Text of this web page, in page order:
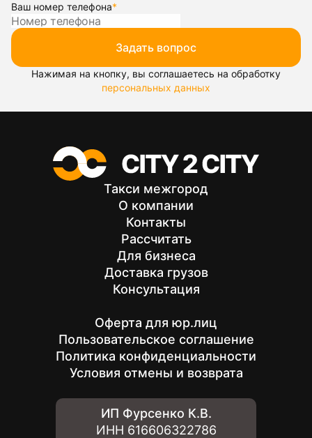
Ваш номер телефона*
Задать вопрос
Нажимая на кнопку, вы соглашаетесь на обработку
персональных данных
Такси межгород
О компании
Контакты
Рассчитать
Для бизнеса
Доставка грузов
Консультация
Оферта для юр.лиц
Пользовательское соглашение
Политика конфиденциальности
Условия отмены и возврата
ИП Фурсенко К.В.
ИНН 616606322786